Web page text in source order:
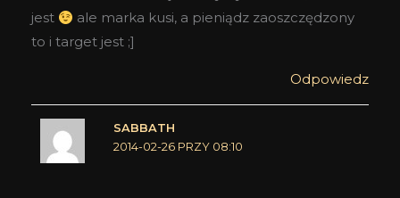
jest
ale marka kusi, a pieniądz zaoszczędzony
to i target jest ;]
Odpowiedz
SABBATH
2014-02-26 PRZY 08:10